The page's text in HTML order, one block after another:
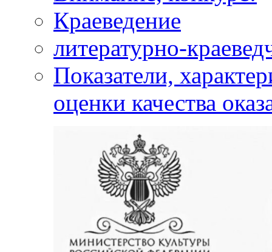
Краеведение
литературно-
Показатели,
оценки качества